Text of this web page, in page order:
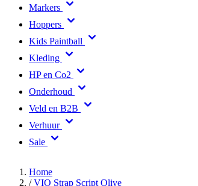
Markers
Hoppers
Kids Paintball
Kleding
HP en Co2
Onderhoud
Veld en B2B
Verhuur
Sale
Home
/ VIO Strap Script Olive